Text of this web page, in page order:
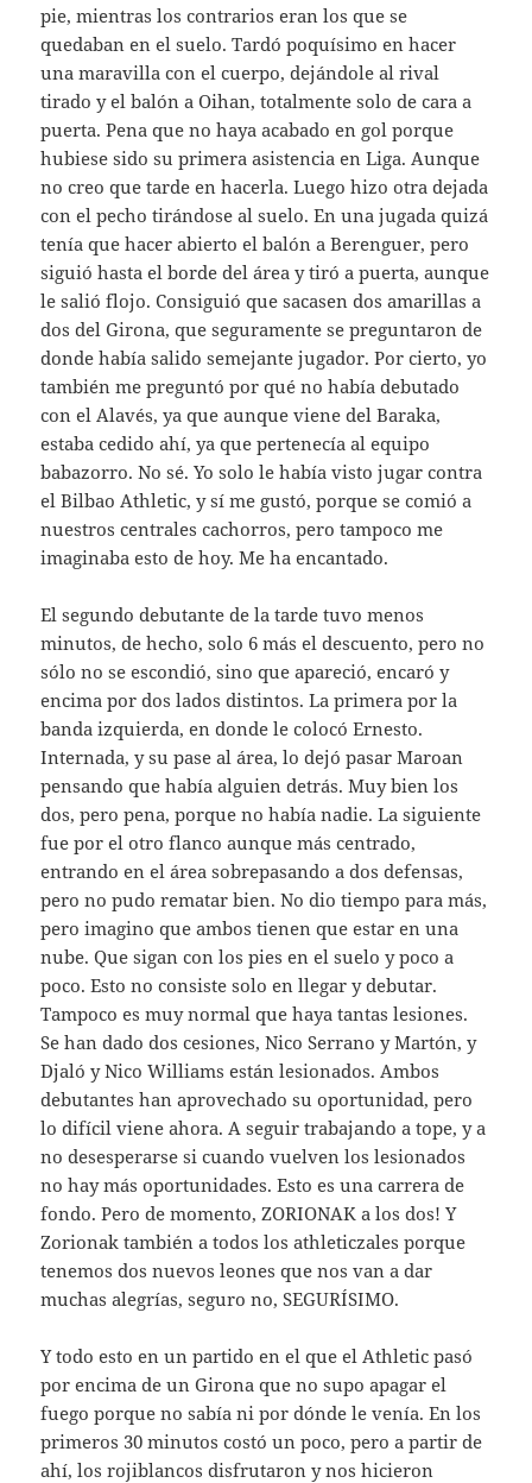
pie, mientras los contrarios eran los que se
quedaban en el suelo. Tardó poquísimo en hacer
una maravilla con el cuerpo, dejándole al rival
tirado y el balón a Oihan, totalmente solo de cara a
puerta. Pena que no haya acabado en gol porque
hubiese sido su primera asistencia en Liga. Aunque
no creo que tarde en hacerla. Luego hizo otra dejada
con el pecho tirándose al suelo. En una jugada quizá
tenía que hacer abierto el balón a Berenguer, pero
siguió hasta el borde del área y tiró a puerta, aunque
le salió flojo. Consiguió que sacasen dos amarillas a
dos del Girona, que seguramente se preguntaron de
donde había salido semejante jugador. Por cierto, yo
también me preguntó por qué no había debutado
con el Alavés, ya que aunque viene del Baraka,
estaba cedido ahí, ya que pertenecía al equipo
babazorro. No sé. Yo solo le había visto jugar contra
el Bilbao Athletic, y sí me gustó, porque se comió a
nuestros centrales cachorros, pero tampoco me
imaginaba esto de hoy. Me ha encantado.
El segundo debutante de la tarde tuvo menos
minutos, de hecho, solo 6 más el descuento, pero no
sólo no se escondió, sino que apareció, encaró y
encima por dos lados distintos. La primera por la
banda izquierda, en donde le colocó Ernesto.
Internada, y su pase al área, lo dejó pasar Maroan
pensando que había alguien detrás. Muy bien los
dos, pero pena, porque no había nadie. La siguiente
fue por el otro flanco aunque más centrado,
entrando en el área sobrepasando a dos defensas,
pero no pudo rematar bien. No dio tiempo para más,
pero imagino que ambos tienen que estar en una
nube. Que sigan con los pies en el suelo y poco a
poco. Esto no consiste solo en llegar y debutar.
Tampoco es muy normal que haya tantas lesiones.
Se han dado dos cesiones, Nico Serrano y Martón, y
Djaló y Nico Williams están lesionados. Ambos
debutantes han aprovechado su oportunidad, pero
lo difícil viene ahora. A seguir trabajando a tope, y a
no desesperarse si cuando vuelven los lesionados
no hay más oportunidades. Esto es una carrera de
fondo. Pero de momento, ZORIONAK a los dos! Y
Zorionak también a todos los athleticzales porque
tenemos dos nuevos leones que nos van a dar
muchas alegrías, seguro no, SEGURÍSIMO.
Y todo esto en un partido en el que el Athletic pasó
por encima de un Girona que no supo apagar el
fuego porque no sabía ni por dónde le venía. En los
primeros 30 minutos costó un poco, pero a partir de
ahí, los rojiblancos disfrutaron y nos hicieron